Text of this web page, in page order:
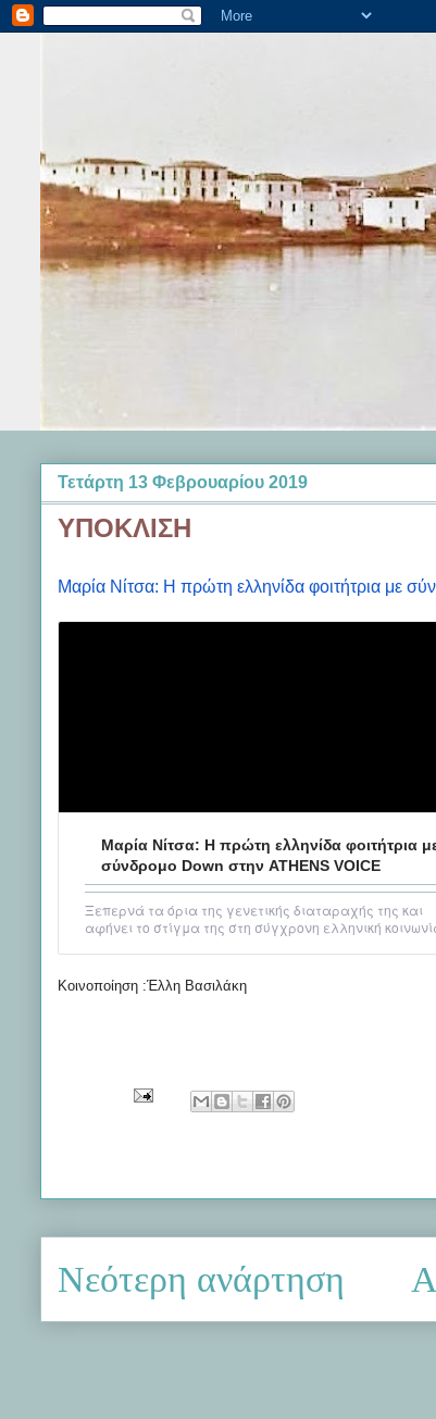
Τετάρτη 13 Φεβρουαρίου 2019
ΥΠΟΚΛΙΣΗ
Μαρία Νίτσα: Η πρώτη ελληνίδα φοιτήτρια με
Μαρία Νίτσα: Η πρώτη ελληνίδα φοιτήτρια
σύνδρομο Down στην ATHENS VOICE
Ξεπερνά τα όρια της γενετικής διαταραχής της και
αφήνει το στίγμα της στη σύγχρονη ελληνική
Κοινοποίηση :Έλλη Βασιλάκη
Νεότερη ανάρτηση